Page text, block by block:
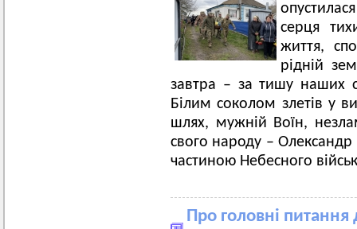
серця
життя,
рідній
завтра – за тишу наших
Білим соколом злетів у
шлях, мужній Воїн,
свого народу –
частиною Небесного
Про головні питання